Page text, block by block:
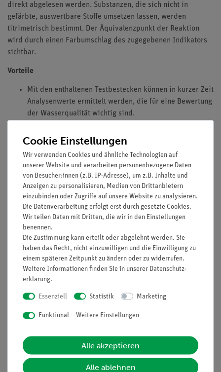
direkt abgelesen werden. Substanzen, die sich nicht in
gefärbte, auswertbare Stoffe umsetzen lassen, werden
titrimetrisch bestimmt. Der Äquivalenzpunkt der Reaktion
wird durch einen Farbumschlag des zugegebenen Indikators
sichtbar.
Vorteile
Mit den enthaltenen Testbestecken können in kurzer Zeit
Analysenwerte ermittelt werden, die für eine Bewertung
der Wasserqualität wichtig sind.
Untersuchungen sind keine besonderen chemischen
Der Analysenkoffer enthält in einer Schaumstoffeinlage
alle notwendigen Reagenzien und Zubehörteile.
Die Farbcodierung der Etiketten schützt zuverlässig vor
Verwechslungen der Reagenzien.
Die Reagenzien reichen je nach Test für mindestens 50
bis 450 Bestimmungen.
Verbrauchte Reagenzien der Testbestecke lassen sich
wieder auffüllen.
Die Durchführung der Messungen und Auswertung ist
auch mit einem Filterphotometer (bitte separat
bestellen) möglich.
Ausstattung und technische Daten
Exkursionskoffer mit allen Testbestecken für die visuelle
folgender Wasserkenngrößen:
Ammonium
Cookie Einstellungen
Wir verwenden Cookies und ähnliche Technologien auf
unserer Website und verarbeiten personenbezogene Daten
von Besucher:innen (z.B. IP-Adresse), um z.B. Inhalte und
Anzeigen zu personalisieren, Medien von Drittanbietern
einzubinden oder Zugriffe auf unsere Website zu analysieren.
Die Datenverarbeitung erfolgt erst durch gesetzte Cookies.
Wir teilen Daten mit Dritten, die wir in den Einstellungen
benennen.
Die Zustimmung kann erteilt oder abgelehnt werden. Sie
haben das Recht, nicht einzuwilligen und die Einwilligung zu
einem späteren Zeitpunkt zu ändern oder zu widerrufen.
Weitere Informationen finden Sie in unserer Daten­schutz­
erklärung.
Essenziell Statistik Marketing
Funktional Weitere Einstellungen
Alle akzeptieren
Alle ablehnen